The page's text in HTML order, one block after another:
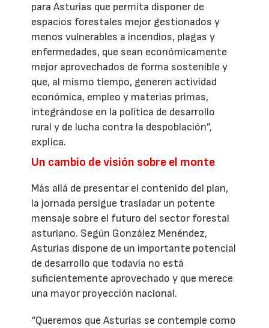
para Asturias que permita disponer de
espacios forestales mejor gestionados y
menos vulnerables a incendios, plagas y
enfermedades, que sean económicamente
mejor aprovechados de forma sostenible y
que, al mismo tiempo, generen actividad
económica, empleo y materias primas,
integrándose en la política de desarrollo
rural y de lucha contra la despoblación”,
explica.
Un cambio de visión sobre el monte
Más allá de presentar el contenido del plan,
la jornada persigue trasladar un potente
mensaje sobre el futuro del sector forestal
asturiano. Según González Menéndez,
Asturias dispone de un importante potencial
de desarrollo que todavía no está
suficientemente aprovechado y que merece
una mayor proyección nacional.
“Queremos que Asturias se contemple como